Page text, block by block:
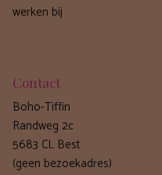
werken bij
Contact
Boho-Tiffin
Randweg 2c
5683 CL Best
(geen bezoekadres)